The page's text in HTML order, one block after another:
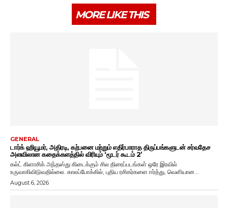
MORE LIKE THIS
GENERAL
டார்க் ஹியூமர், அதிரடி, கற்பனை மற்றும் எதிர்பாராத திருப்பங்களுடன் சர்வதேச
அளவிலான கதைக்களத்தில் விரியும் ‘மூடர் கூடம் 2’
கல்ட் கிளாசிக் அந்தஸ்து கிடைக்கும் சில திரைப்படங்கள் ஒரே இரவில்
உருவாகிவிடுவதில்லை. காலப்போக்கில், புதிய ரசிகர்களை ஈர்த்து, வெளியான...
August 6, 2026